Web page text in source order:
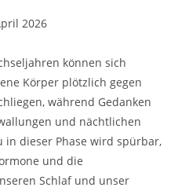
2026
können sich
Körper plötzlich gegen
während Gedanken
und nächtlichen
in dieser Phase wird spürbar,
und die
Schlaf und unser